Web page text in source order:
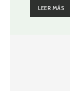
LEER MÁS